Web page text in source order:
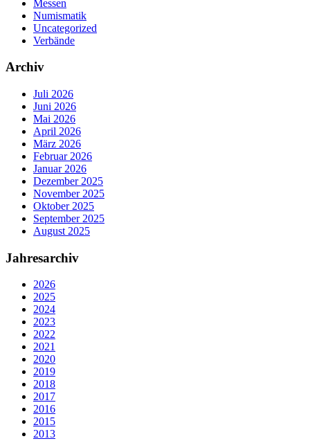
Messen
Numismatik
Uncategorized
Verbände
Archiv
Juli 2026
Juni 2026
Mai 2026
April 2026
März 2026
Februar 2026
Januar 2026
Dezember 2025
November 2025
Oktober 2025
September 2025
August 2025
Jahresarchiv
2026
2025
2024
2023
2022
2021
2020
2019
2018
2017
2016
2015
2013